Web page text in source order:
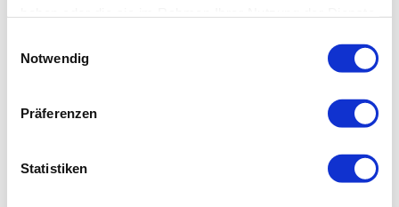
Notwendig
Präferenzen
Statistiken